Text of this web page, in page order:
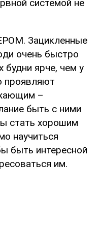
системой не
Зацикленные
очень быстро
будни ярче, чем у
проявляют
–
быть с ними
стать хорошим
научиться
быть интересной
им.